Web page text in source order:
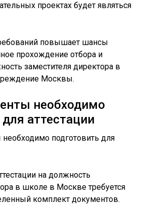
проектах будет являться
повышает шансы
прохождение отбора и
заместителя директора в
Москвы.
необходимо
аттестации
на должность
в школе в Москве требуется
комплект документов.